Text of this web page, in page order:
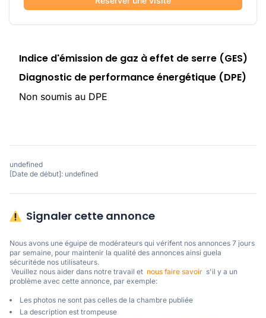
Indice d'émission de gaz à effet de serre (GES)
Diagnostic de performance énergétique (DPE)
Non soumis au DPE
undefined
[Date de début]: undefined
Signaler cette annonce
Nous avons une éguipe de modérateurs qui vérifent nos annonces 7 jours
par semaine, pour maintenir la qualité des annonces ainsi guela
sécuritéde nos utilisateurs.
Veuillez nous aider dans notre travail et nous faire savoir
  s'il y a un
problème avec cette annonce, par exemple:
Les photos ne sont pas celles de la chambre publiée
La description est trompeuse